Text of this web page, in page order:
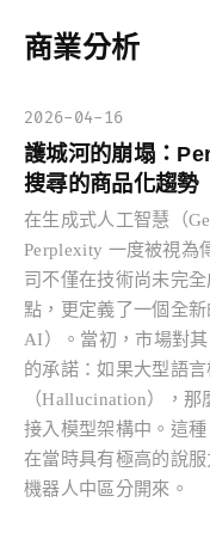
商業分析
2026-04-16
護城河的崩塌：
搜尋的商品化趨勢
在生成式人工智慧（
Perplexity 一度被視為
司不僅在技術尚未完
點，更定義了一個全
AI）。當初，市場對
的承諾：如果大型語
（Hallucination），
接入模型架構中。這
在當時具有極高的說
機器人中區分開來。